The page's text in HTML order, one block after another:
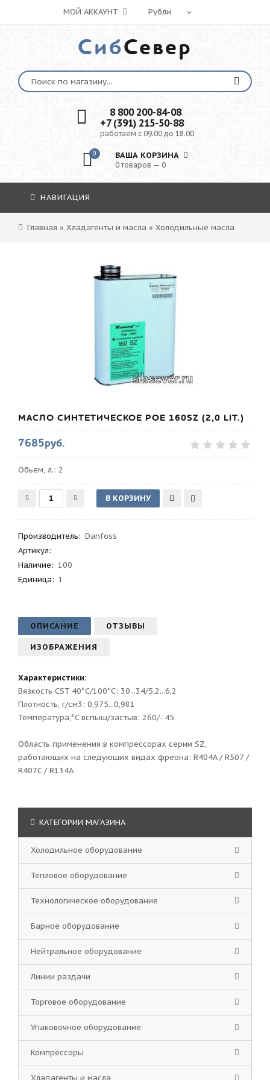
МОЙ АККАУНТ
СибСевер
8 800 200-84-08
+7 (391) 215-50-88
работаем с 09.00 до 18.00
0 ВАША КОРЗИНА
0 товаров — 0
НАВИГАЦИЯ
Главная » Хладагенты и масла » Холодильные масла
МАСЛО СИНТЕТИЧЕСКОЕ POE 160SZ (2,0 LIT.)
7685руб.
Обьем, л.: 2
Производитель: Danfoss
Артикул:
Наличие: 100
Единица: 1
ОПИСАНИЕ ОТЗЫВЫ
ИЗОБРАЖЕНИЯ
Характеристики:
Вязкость CST 40°C/100°C: 30...34/5,2...6,2
Плотность, г/см3: 0,975...0,981
Температура,°C вспыш/застыв: 260/- 45
Область применения:в компрессорах серии SZ,
работающих на следующих видах фреона: R404A / R507 /
R407C / R134A
КАТЕГОРИИ МАГАЗИНА
Холодильное оборудование
Тепловое оборудование
Технологическое оборудование
Барное оборудование
Нейтральное оборудование
Линии раздачи
Торговое оборудование
Упаковочное оборудование
Компрессоры
Хладагенты и масла